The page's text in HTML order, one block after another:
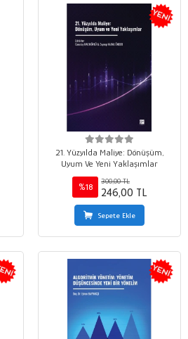
21. Yüzyılda Maliye: Dönüşüm,
Uyum Ve Yeni Yaklaşımlar
%18
300,00 TL
246,00 TL
Sepete Ekle